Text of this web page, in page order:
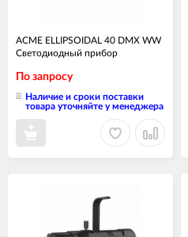
ACME ELLIPSOIDAL 40 DMX WW
Светодиодный прибор
По запросу
Наличие и сроки поставки
товара уточняйте у менеджера